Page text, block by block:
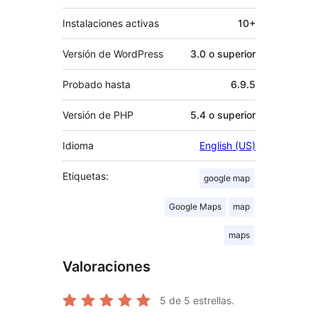
Instalaciones activas 10+
Versión de WordPress 3.0 o superior
Probado hasta 6.9.5
Versión de PHP 5.4 o superior
Idioma English (US)
Etiquetas: google map
Google Maps map
maps
Valoraciones
5 de 5 estrellas.